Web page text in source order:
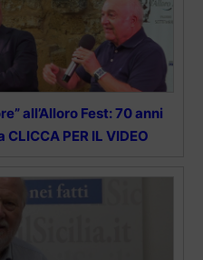
all’Alloro Fest: 70 anni
PER IL VIDEO